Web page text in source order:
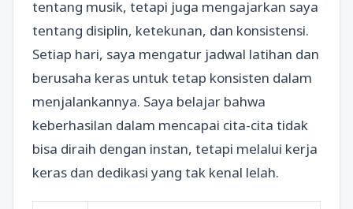
tentang musik, tetapi juga mengajarkan saya
tentang disiplin, ketekunan, dan konsistensi.
Setiap hari, saya mengatur jadwal latihan dan
berusaha keras untuk tetap konsisten dalam
menjalankannya. Saya belajar bahwa
keberhasilan dalam mencapai cita-cita tidak
bisa diraih dengan instan, tetapi melalui kerja
keras dan dedikasi yang tak kenal lelah.